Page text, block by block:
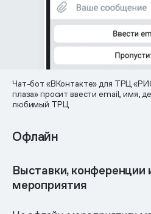
Чат-бот «ВКонтакте» для ТРЦ
плаза» просит ввести email, имя,
любимый ТРЦ
Офлайн
Выставки, конференции
мероприятия